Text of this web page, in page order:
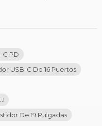
C PD
USB-C De 16 Puertos
De 19 Pulgadas